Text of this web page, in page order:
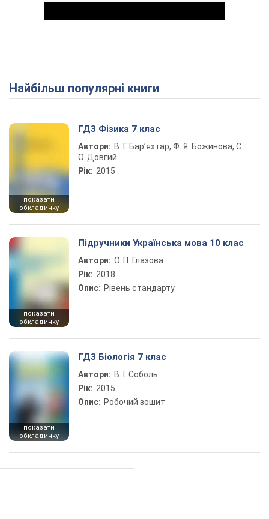
Play Video
Найбільш популярні книги
показати
обкладинку
ГДЗ Фізика 7 клас
Автори: В. Г. Бар’яхтар, Ф. Я. Божинова, С.
О. Довгий
Рік: 2015
показати
обкладинку
Підручники Українська мова 10 клас
Автори: О. П. Глазова
Рік: 2018
Опис: Рівень стандарту
показати
обкладинку
ГДЗ Біологія 7 клас
Автори: В. І. Соболь
Рік: 2015
Опис: Робочий зошит